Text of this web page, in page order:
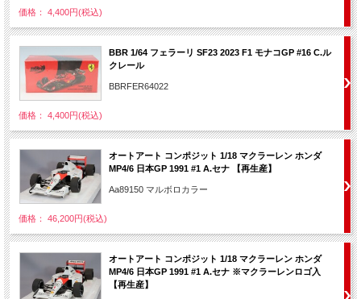
価格： 4,400円(税込)
BBR 1/64 フェラーリ SF23 2023 F1 モナコGP #16 C.ル
クレール
BBRFER64022
価格： 4,400円(税込)
オートアート コンポジット 1/18 マクラーレン ホンダ
MP4/6 日本GP 1991 #1 A.セナ 【再生産】
Aa89150 マルボロカラー
価格： 46,200円(税込)
オートアート コンポジット 1/18 マクラーレン ホンダ
MP4/6 日本GP 1991 #1 A.セナ ※マクラーレンロゴ入
【再生産】